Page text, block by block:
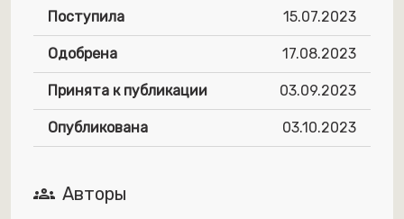
Поступила 15.07.2023
Одобрена 17.08.2023
Принята к публикации 03.09.2023
Опубликована 03.10.2023
groups Авторы